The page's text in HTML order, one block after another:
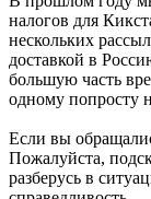
налогов для
нескольких
доставкой в
большую часть
одному попросту
Если вы
Пожалуйста,
разберусь в